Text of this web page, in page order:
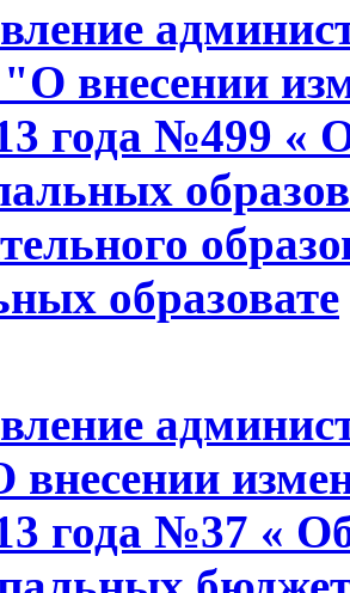
внесении
года №499 «
образовате
года №37 «